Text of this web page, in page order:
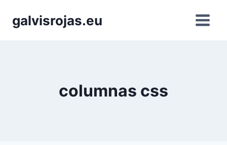
galvisrojas.eu
columnas css